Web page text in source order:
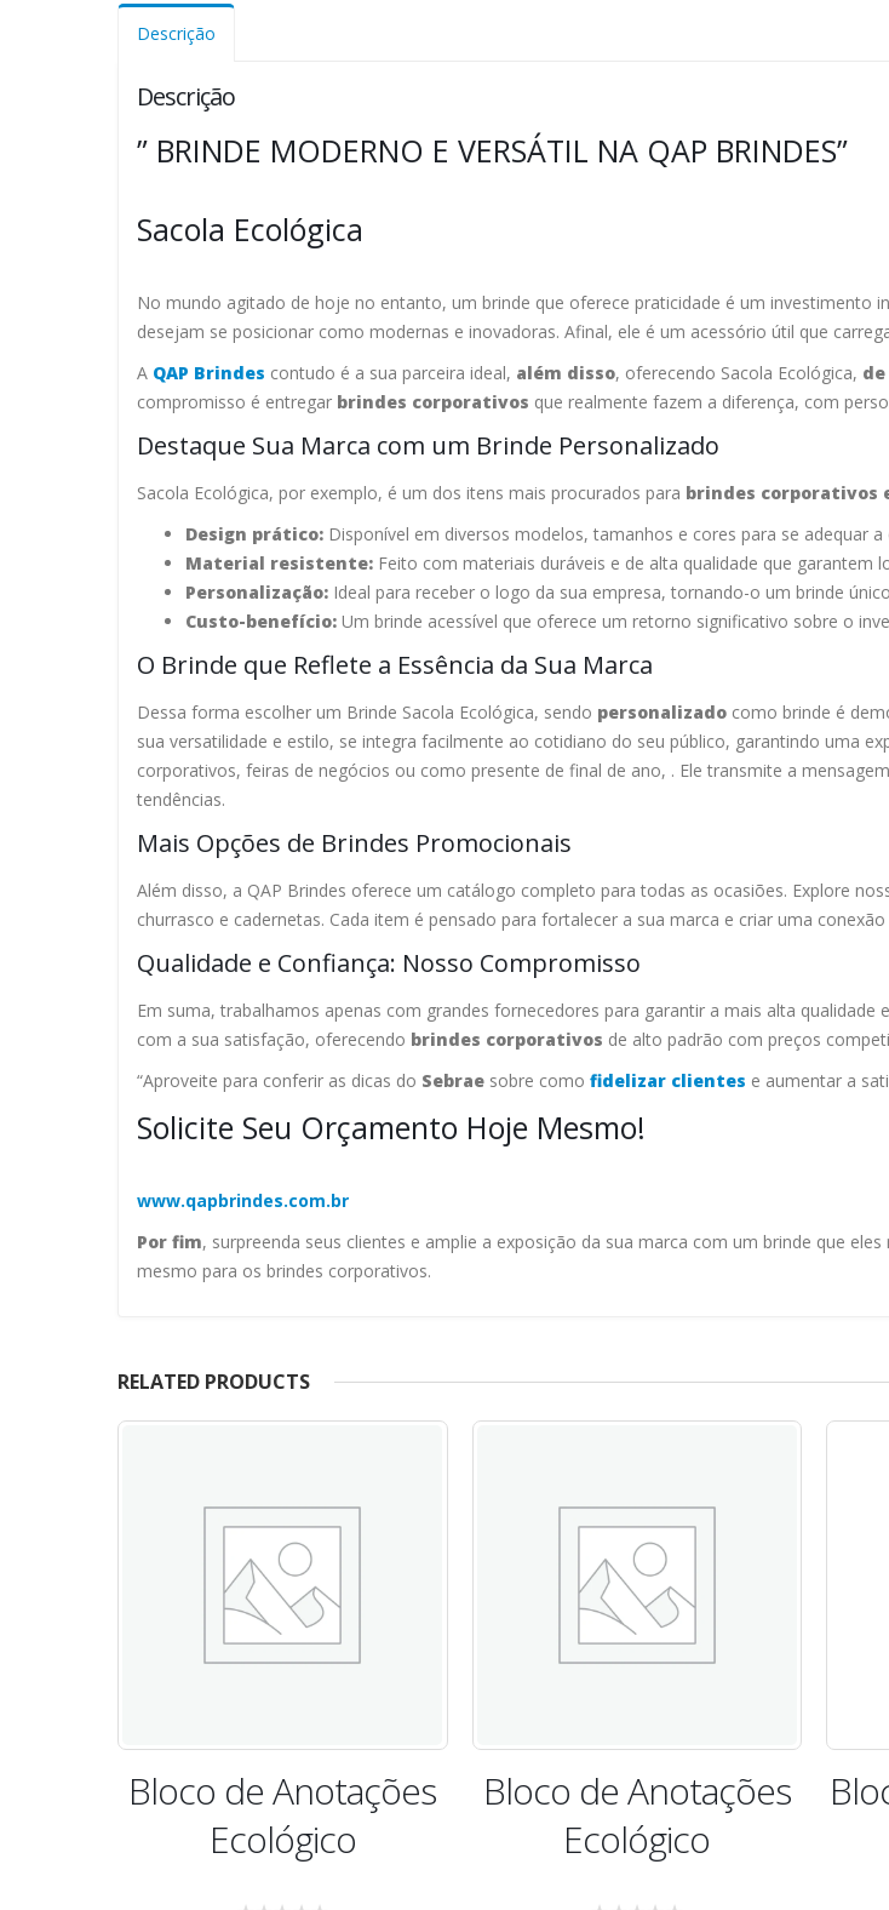
Descrição
Descrição
” BRINDE MODERNO E VERSÁTIL NA QAP BRINDES”
Sacola Ecológica
No mundo agitado de hoje no entanto, um brinde que oferece praticidade é um investimento
desejam se posicionar como modernas e inovadoras. Afinal, ele é um acessório útil que
A QAP Brindes contudo é a sua parceira ideal, além disso, oferecendo Sacola Ecológica,
compromisso é entregar brindes corporativos que realmente fazem a diferença, com
Destaque Sua Marca com um Brinde Personalizado
Sacola Ecológica, por exemplo, é um dos itens mais procurados para brindes corporativos
Design prático: Disponível em diversos modelos, tamanhos e cores para se adequar a
Material resistente: Feito com materiais duráveis e de alta qualidade que garantem
Personalização: Ideal para receber o logo da sua empresa, tornando-o um brinde
Custo-benefício: Um brinde acessível que oferece um retorno significativo sobre o
O Brinde que Reflete a Essência da Sua Marca
Dessa forma escolher um Brinde Sacola Ecológica, sendo personalizado como brinde é
sua versatilidade e estilo, se integra facilmente ao cotidiano do seu público, garantindo uma
corporativos, feiras de negócios ou como presente de final de ano, . Ele transmite a
tendências.
Mais Opções de Brindes Promocionais
Além disso, a QAP Brindes oferece um catálogo completo para todas as ocasiões. Explore
churrasco e cadernetas. Cada item é pensado para fortalecer a sua marca e criar uma
Qualidade e Confiança: Nosso Compromisso
Em suma, trabalhamos apenas com grandes fornecedores para garantir a mais alta qualidade
com a sua satisfação, oferecendo brindes corporativos de alto padrão com preços
“Aproveite para conferir as dicas do Sebrae sobre como fidelizar clientes e aumentar a
Solicite Seu Orçamento Hoje Mesmo!
www.qapbrindes.com.br
Por fim, surpreenda seus clientes e amplie a exposição da sua marca com um brinde que
mesmo para os brindes corporativos.
RELATED PRODUCTS
Bloco de Anotações
Ecológico
Blocos de Anotações
Ecológicos